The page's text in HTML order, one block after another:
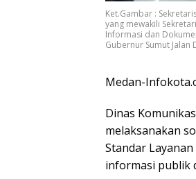
Ket.Gambar :
yang mewakili
Informasi dan
Gubernur Sumut
Medan-
Dinas
melaksanakan
Standar
informasi publik